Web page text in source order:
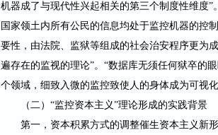
机器成了与现代性兴起相关的第三个制度性维度
国家领土内所有公民的信息均处于监控机器的控
要性，由法院、监狱等组成的社会治安程序更为
遍存在的监视的理论”。“数据库无须任何狱卒的
个领域，细致入微的监控致使人的身体成为可视
（二） “监控资本主义”理论形成的实践背景
第一，资本积累方式的调整催生资本主义新